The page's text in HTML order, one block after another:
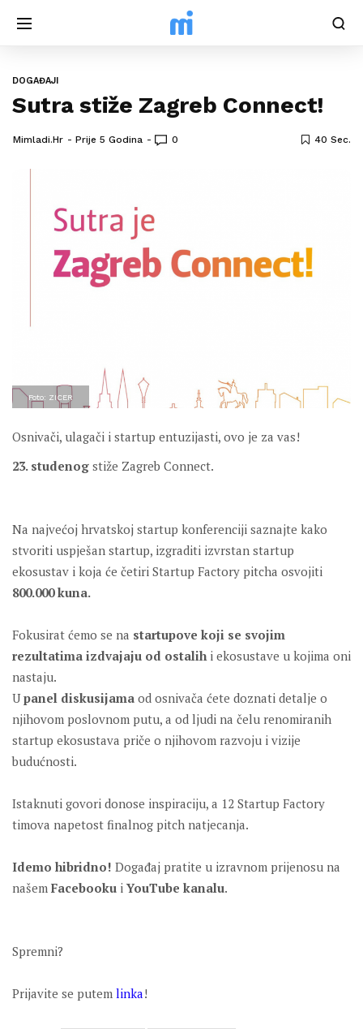
DOGAĐAJI
Sutra stiže Zagreb Connect!
Mimladi.hr Prije 5 Godina 0 40 Sec.
Foto: ZICER
Osnivači, ulagači i startup entuzijasti, ovo je za vas!
23. studenog stiže Zagreb Connect.
Na najvećoj hrvatskoj startup konferenciji saznajte kako
stvoriti uspješan startup, izgraditi izvrstan startup
ekosustav i koja će četiri Startup Factory pitcha osvojiti
800.000 kuna.
Fokusirat ćemo se na startupove koji se svojim
rezultatima izdvajaju od ostalihi ekosustave u kojima oni
nastaju.
Upanel diskusijama od osnivača ćete doznati detalje o
njihovom poslovnom putu, a od ljudi na čelu renomiranih
startup ekosustava priče o njihovom razvoju i vizije
budućnosti.
Istaknuti govori donose inspiraciju, a 12 Startup Factory
timova napetost finalnog pitch natjecanja.
Idemo hibridno! Događaj pratite u izravnom prijenosu na
našem Facebooku iYouTube kanalu.
Spremni?
Prijavite se putem linka!